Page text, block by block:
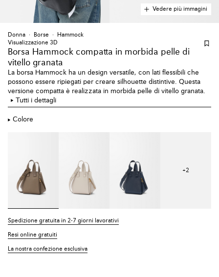
Vedere più immagini
Donna Borse
Hammock
Visualizzazione 3D
Borsa Hammock compatta in morbida pelle di
vitello granata
La borsa Hammock ha un design versatile, con lati flessibili che
possono essere ripiegati per creare silhouette distintive. Questa
versione compatta è realizzata in morbida pelle di vitello granata.
Tutti i dettagli
Colore
+2
Spedizione gratuita in 2-7 giorni lavorativi
Resi online gratuiti
La nostra confezione esclusiva